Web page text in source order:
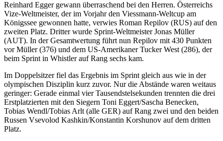
Reinhard Egger gewann überraschend bei den Herren. Österreichs
Vize-Weltmeister, der im Vorjahr den Viessmann-Weltcup am
Königssee gewonnen hatte, verwies Roman Repilov (RUS) auf den
zweiten Platz. Dritter wurde Sprint-Weltmeister Jonas Müller
(AUT). In der Gesamtwertung führt nun Repilov mit 430 Punkten
vor Müller (376) und dem US-Amerikaner Tucker West (286), der
beim Sprint in Whistler auf Rang sechs kam.
Im Doppelsitzer fiel das Ergebnis im Sprint gleich aus wie in der
olympischen Disziplin kurz zuvor. Nur die Abstände waren weitaus
geringer: Gerade einmal vier Tausendstelsekunden trennten die drei
Erstplatzierten mit den Siegern Toni Eggert/Sascha Benecken,
Tobias Wendl/Tobias Arlt (alle GER) auf Rang zwei und den beiden
Russen Vsevolod Kashkin/Konstantin Korshunov auf dem dritten
Platz.